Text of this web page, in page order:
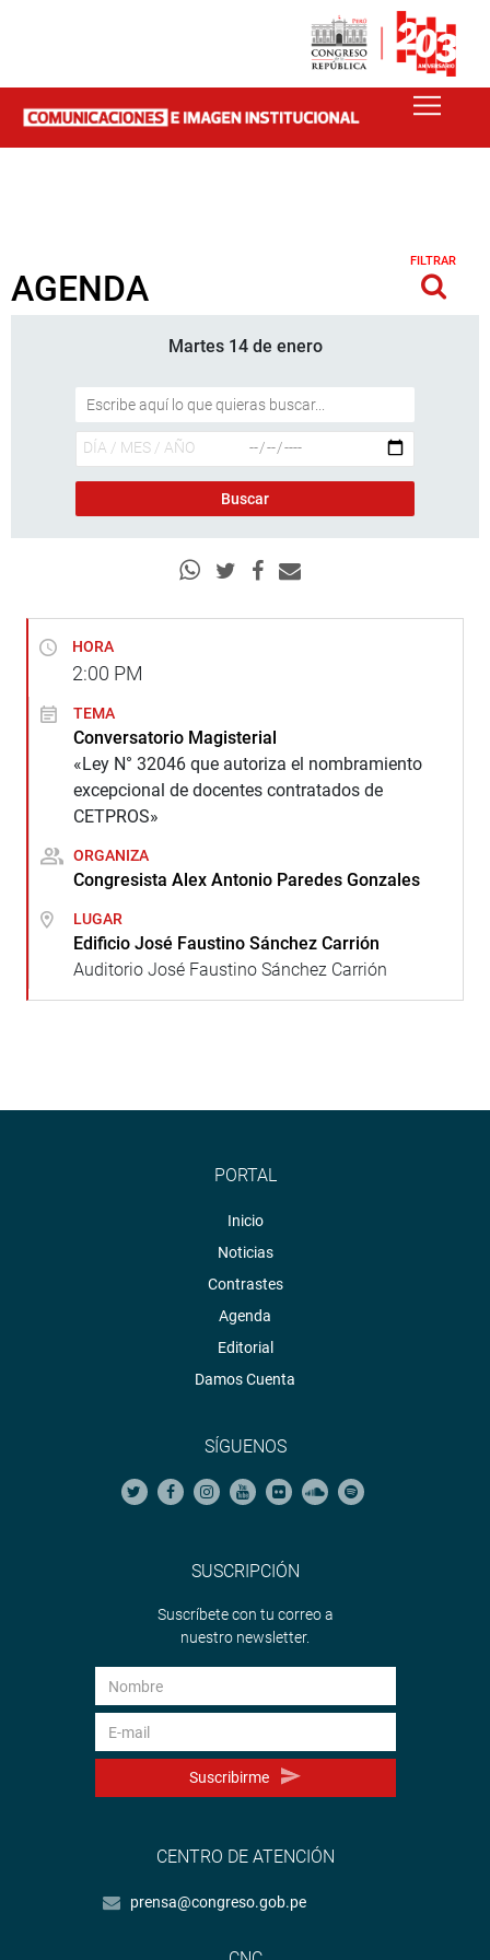
AGENDA
FILTRAR
Martes 14 de enero
HORA
2:00 PM
TEMA
Conversatorio Magisterial
«Ley N° 32046 que autoriza el nombramiento
excepcional de docentes contratados de
CETPROS»
ORGANIZA
Congresista Alex Antonio Paredes Gonzales
LUGAR
Edificio José Faustino Sánchez Carrión
Auditorio José Faustino Sánchez Carrión
PORTAL
Inicio
Noticias
Contrastes
Agenda
Editorial
Damos Cuenta
SÍGUENOS
SUSCRIPCIÓN
Suscríbete con tu correo a
nuestro newsletter.
Suscribirme
CENTRO DE ATENCIÓN
prensa@congreso.gob.pe